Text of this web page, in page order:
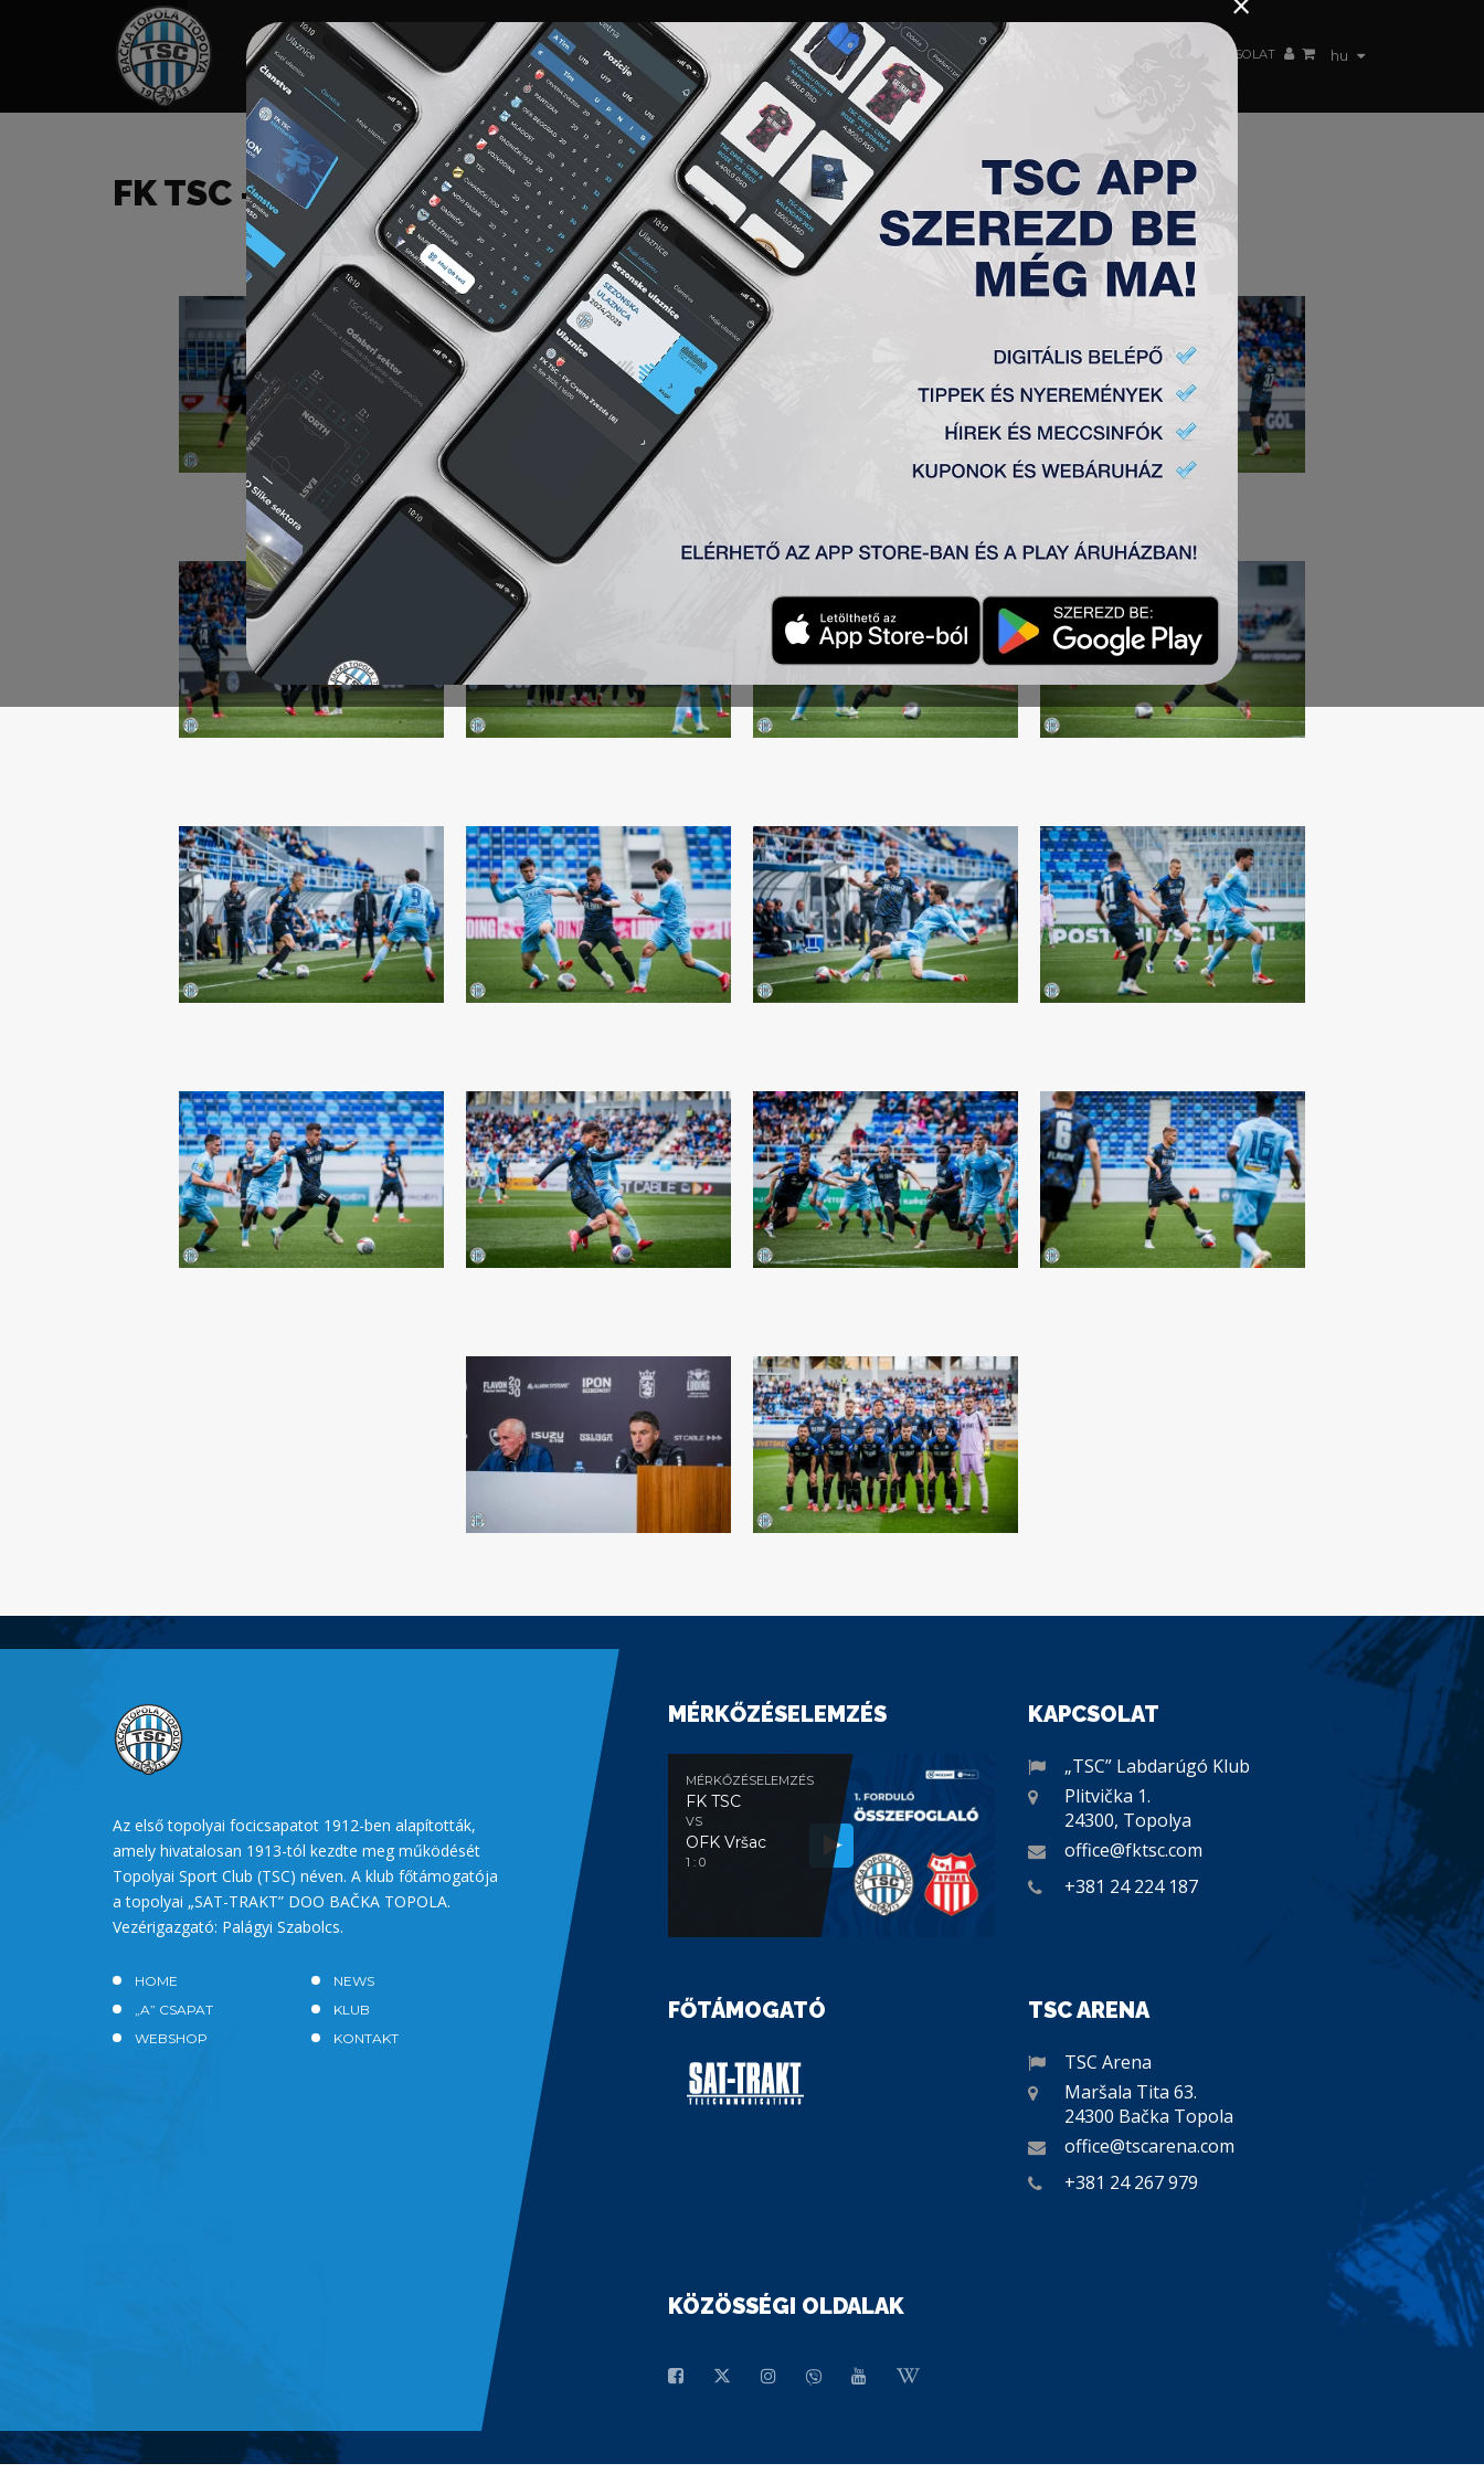
hu
HOME TÁMOGATÓK NEWS GALÉRIA „A” CSAPAT TAGSÁG JEGYEK AKKREDITÁCIÓ KLUB AKADÉMIA NŐI CSAPAT KAPCSOLAT
FK TSC – FK NOVI PAZAR (NP)
Az első topolyai focicsapatot 1912-ben alapították,
amely hivatalosan 1913-tól kezdte meg működését
Topolyai Sport Club (TSC) néven. A klub főtámogatója
a topolyai „SAT-TRAKT” DOO BAČKA TOPOLA.
Vezérigazgató: Palágyi Szabolcs.
HOME
NEWS
„A” CSAPAT
KLUB
WEBSHOP
KONTAKT
MÉRKŐZÉSELEMZÉS
MÉRKŐZÉSELEMZÉS
FK TSC
VS
OFK Vršac
1 : 0
KAPCSOLAT
„TSC” Labdarúgó Klub
Plitvička 1.
24300, Topolya
office@fktsc.com
+381 24 224 187
FŐTÁMOGATÓ TSC ARENA
TSC Arena
Maršala Tita 63.
24300 Bačka Topola
office@tscarena.com
+381 24 267 979
KÖZÖSSÉGI OLDALAK